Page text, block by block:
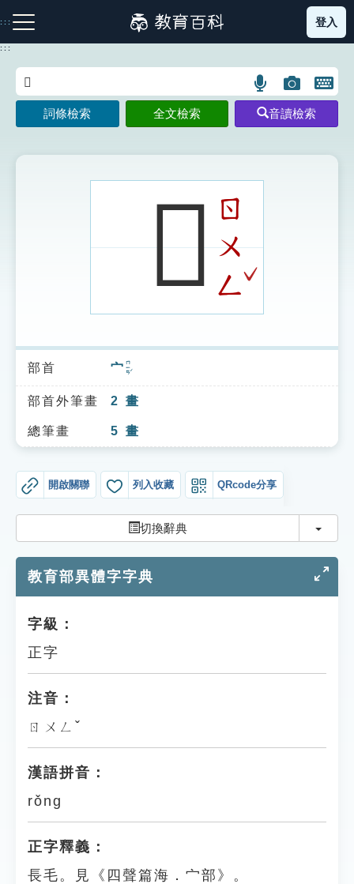
到
主
:::
注音索引圖示 筆畫索引圖示 部首索引表圖示
索引選單
知識索引
單字索引
遊戲專區
教學應用
貓頭鷹博士
登入
:::
語
言
搜
示
圖
片
搜
開
鍵
圖
詞條檢索 全文檢索 音讀檢索
𡦼ㄖ
ㄨ
ㄥ
ˇ
部首 宀 ㄇㄧㄢˊ
部首外筆畫 2 畫
總筆畫 5 畫
開啟關聯 列入收藏 QRcode分享
切換辭典 切換
教育部異體字字典
字級：
正字
注音：
ㄖㄨㄥˇ
漢語拼音：
rǒng
正字釋義：
長毛。見《四聲篇海．宀部》。